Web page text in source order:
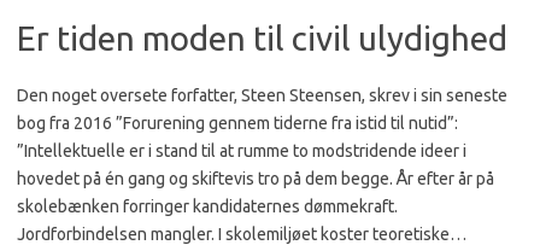
Er tiden moden til civil ulydighed
Den noget oversete forfatter, Steen Steensen, skrev i sin seneste
bog fra 2016 ”Forurening gennem tiderne fra istid til nutid”:
”Intellektuelle er i stand til at rumme to modstridende ideer i
hovedet på én gang og skiftevis tro på dem begge. År efter år på
skolebænken forringer kandidaternes dømmekraft.
Jordforbindelsen mangler. I skolemiljøet koster teoretiske…